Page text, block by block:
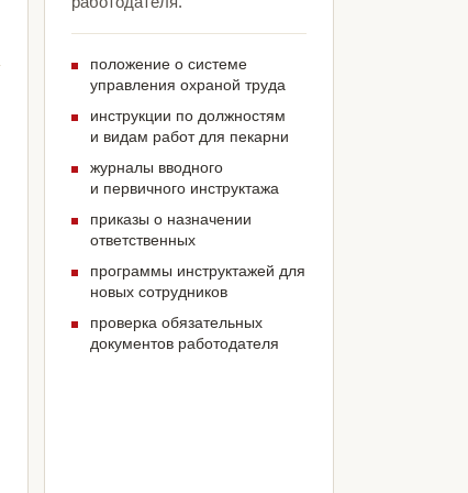
положение о системе
управления охраной труда
инструкции по должностям
и видам работ для пекарни
журналы вводного
и первичного инструктажа
приказы о назначении
ответственных
программы инструктажей для
новых сотрудников
проверка обязательных
документов работодателя